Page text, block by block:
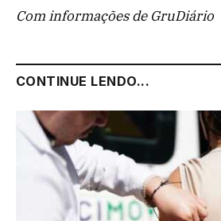
Com informações de GruDiário
CONTINUE LENDO...